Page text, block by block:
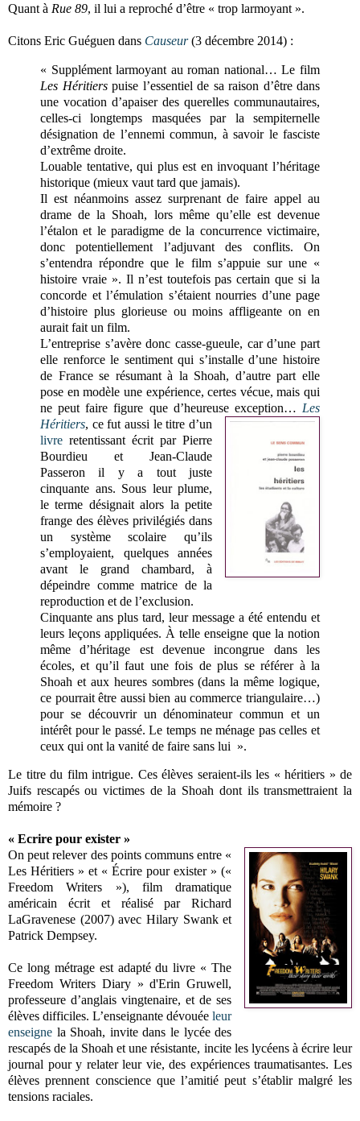
Quant à Rue 89, il lui a reproché d’être « trop larmoyant ».
Citons Eric Guéguen dans Causeur (3 décembre 2014) :
« Supplément larmoyant au roman national… Le film
Les Héritierspuise l’essentiel de sa raison d’être dans
une vocation d’apaiser des querelles communautaires,
celles-ci longtemps masquées par la sempiternelle
désignation de l’ennemi commun, à savoir le fasciste
d’extrême droite.
Louable tentative, qui plus est en invoquant l’héritage
historique (mieux vaut tard que jamais).
Il est néanmoins assez surprenant de faire appel au
drame de la Shoah, lors même qu’elle est devenue
l’étalon et le paradigme de la concurrence victimaire,
donc potentiellement l’adjuvant des conflits. On
s’entendra répondre que le film s’appuie sur une «
histoire vraie ». Il n’est toutefois pas certain que si la
concorde et l’émulation s’étaient nourries d’une page
d’histoire plus glorieuse ou moins affligeante on en
aurait fait un film.
L’entreprise s’avère donc casse-gueule, car d’une part
elle renforce le sentiment qui s’installe d’une histoire
de France se résumant à la Shoah, d’autre part elle
pose en modèle une expérience, certes vécue, mais qui
ne peut faire figure que d’heureuse exception… Les
Héritiers, ce fut aussi le titre d’un
livre retentissant écrit par Pierre
Bourdieu et Jean-Claude
Passeron il y a tout juste
cinquante ans. Sous leur plume,
le terme désignait alors la petite
frange des élèves privilégiés dans
un système scolaire qu’ils
s’employaient, quelques années
avant le grand chambard, à
dépeindre comme matrice de la
reproduction et de l’exclusion.
Cinquante ans plus tard, leur message a été entendu et
leurs leçons appliquées. À telle enseigne que la notion
même d’héritage est devenue incongrue dans les
écoles, et qu’il faut une fois de plus se référer à la
Shoah et aux heures sombres (dans la même logique,
ce pourrait être aussi bien au commerce triangulaire…)
pour se découvrir un dénominateur commun et un
intérêt pour le passé. Le temps ne ménage pas celles et
ceux qui ont la vanité de faire sans lui ».
Le titre du film intrigue. Ces élèves seraient-ils les « héritiers » de
Juifs rescapés ou victimes de la Shoah dont ils transmettraient la
mémoire ?
« Ecrire pour exister »
On peut relever des points communs entre «
Les Héritiers » et « Écrire pour exister » («
Freedom Writers »), film dramatique
américain écrit et réalisé par Richard
LaGravenese (2007) avec Hilary Swank et
Patrick Dempsey.
Ce long métrage est adapté du livre « The
Freedom Writers Diary » d'Erin Gruwell,
professeure d’anglais vingtenaire, et de ses
élèves difficiles. L’enseignante dévouéeleur
enseigne la Shoah, invite dans le lycée des
rescapés de la Shoah et une résistante, incite les lycéens à écrire leur
journal pour y relater leur vie, des expériences traumatisantes. Les
élèves prennent conscience que l’amitié peut s’établir malgré les
tensions raciales.